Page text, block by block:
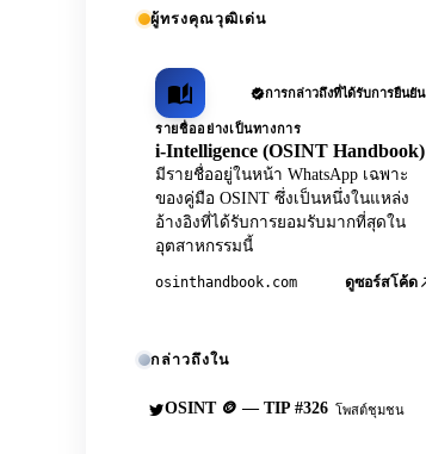
ผู้ทรงคุณวุฒิเด่น
การกล่าวถึงที่ได้รับการยืนยัน
รายชื่ออย่างเป็นทางการ
i-Intelligence (OSINT Handbook)
มีรายชื่ออยู่ในหน้า WhatsApp เฉพาะ
ของคู่มือ OSINT ซึ่งเป็นหนึ่งในแหล่ง
อ้างอิงที่ได้รับการยอมรับมากที่สุดใน
อุตสาหกรรมนี้
osinthandbook.com ดูซอร์สโค้ด
กล่าวถึงใน
OSINT 🪙 — TIP #326 โพสต์ชุมชน